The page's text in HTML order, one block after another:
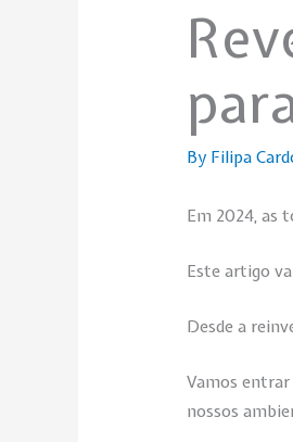
By Filipa
Em 2024, as
Este artigo
Desde a
Vamos
nossos